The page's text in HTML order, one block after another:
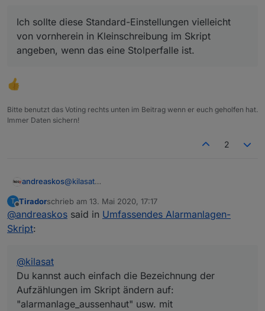
Ich sollte diese Standard-Einstellungen vielleicht
von vornherein in Kleinschreibung im Skript
angeben, wenn das eine Stolperfalle ist.
Bitte benutzt das Voting rechts unten im Beitrag wenn er euch geholfen hat.
Immer Daten sichern!
2
andreaskos@kilasat
Aufzählungen im Skript ändern auf:
"alarmanlage_aussenhaut" usw. mit
T
Offline
Tiradorschrieb am 13. Mai 2020, 17:17
zuletzt editiert von
@andreaskos said in Umfassendes Alarmanlagen-
Skript:
@kilasat
Du kannst auch einfach die Bezeichnung der
Aufzählungen im Skript ändern auf:
"alarmanlage_aussenhaut" usw. mit